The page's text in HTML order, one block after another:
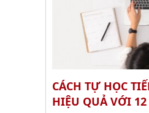
CÁCH TỰ HỌC
HIỆU QUẢ VỚI 12